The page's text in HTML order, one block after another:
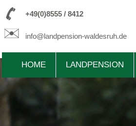
+49(0)8555 / 8412
info@landpension-waldesruh.de
HOME LANDPENSION